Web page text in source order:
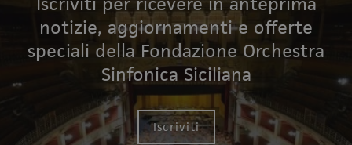
notizie, aggiornamenti e offerte
speciali della Fondazione Orchestra
Sinfonica Siciliana
Iscriviti